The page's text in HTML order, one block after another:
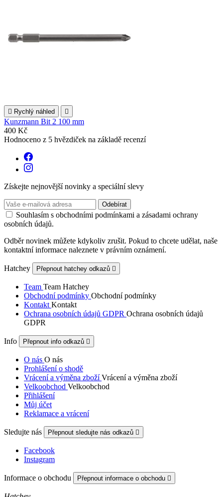
 Rychlý náhled 
Kunzmann Bit 2 100 mm
400 Kč
Hodnoceno z 5 hvězdiček na základě recenzí
Získejte nejnovější novinky a speciální slevy
Souhlasím s obchodními podmínkami a zásadami ochrany
osobních údajů.
Odběr novinek můžete kdykoliv zrušit. Pokud to chcete udělat, naše
kontaktní informace naleznete v právním oznámení.
Hatchey Přepnout hatchey odkazů 
Team Team Hatchey
Obchodní podmínky Obchodní podmínky
Kontakt Kontakt
Ochrana osobních údajů GDPR Ochrana osobních údajů
GDPR
Info Přepnout info odkazů 
O nás O nás
Prohlášení o shodě
Vrácení a výměna zbožíVrácení a výměna zboží
Velkoobchod Velkoobchod
Přihlášení
Můj účet
Reklamace a vrácení
Sledujte nás Přepnout sledujte nás odkazů 
Facebook
Instagram
Informace o obchodu Přepnout informace o obchodu 